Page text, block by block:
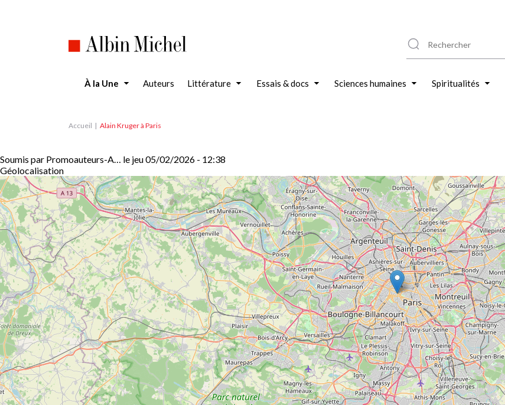
À la Une Auteurs Littérature Essais & docs Sciences humaines Spiritualités
Accueil Alain Kruger à Paris
Soumis par Promoauteurs-A… le jeu 05/02/2026 - 12:38
Géolocalisation